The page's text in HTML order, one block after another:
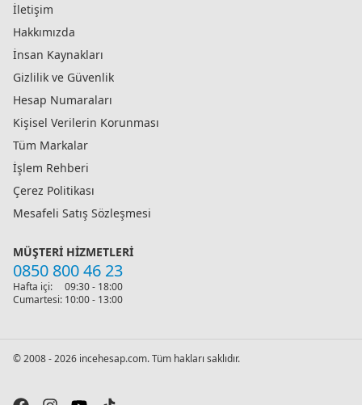
İletişim
Hakkımızda
İnsan Kaynakları
Gizlilik ve Güvenlik
Hesap Numaraları
Kişisel Verilerin Korunması
Tüm Markalar
İşlem Rehberi
Çerez Politikası
Mesafeli Satış Sözleşmesi
MÜŞTERI HIZMETLERI
0850 800 46 23
Hafta içi:
09:30 - 18:00
Cumartesi: 10:00 - 13:00
© 2008 - 2026 incehesap.com. Tüm hakları saklıdır.